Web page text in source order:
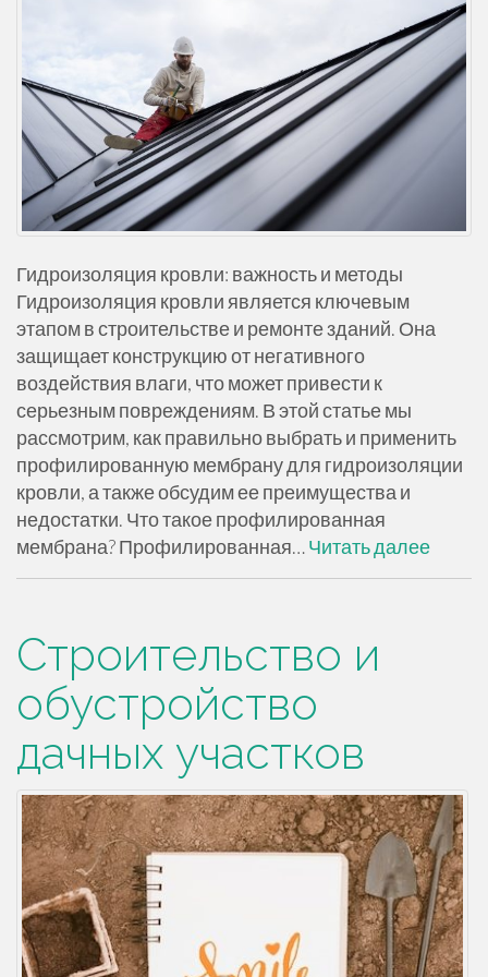
Гидроизоляция кровли: важность и методы
Гидроизоляция кровли является ключевым
этапом в строительстве и ремонте зданий. Она
защищает конструкцию от негативного
воздействия влаги, что может привести к
серьезным повреждениям. В этой статье мы
рассмотрим, как правильно выбрать и применить
профилированную мембрану для гидроизоляции
кровли, а также обсудим ее преимущества и
недостатки. Что такое профилированная
мембрана? Профилированная…Читать далее
Строительство и
обустройство
дачных участков